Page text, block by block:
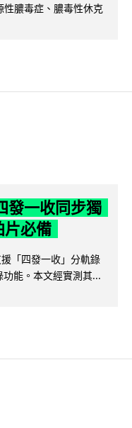
膿毒症、膿毒性休克
發一收同步獨
必備
「四發一收」分軌錄
能。本文經實測其...